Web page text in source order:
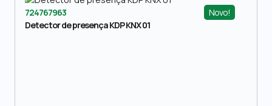
Novo!
724767963
Detector de presença KDP KNX 01